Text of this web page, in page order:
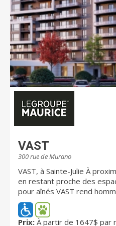
VAST
300 rue de Murano
VAST, à Sainte-Julie À proximité des commerces, tout
en restant proche des
pour aînés VAST rend
ouverts. Avec VAST, le
Sainte-Julie, surnommée la
résidents vivent une
Prix: À partir de 1647$ par